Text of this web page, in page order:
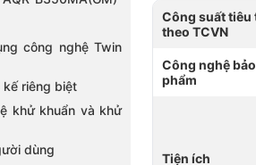
công nghệ Twin
kế riêng biệt
khử khuẩn và khử
dùng
Công suất tiêu
theo TCVN
Công nghệ
phẩm
Tiện ích